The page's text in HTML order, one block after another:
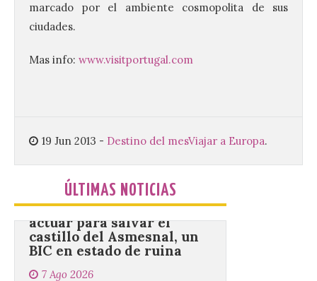
marcado por el ambiente cosmopolita de sus
ciudades.
Mas info: www.visitportugal.com
19 Jun 2013 - Destino del mesViajar a Europa.
ÚLTIMAS NOTICIAS
de…viaje. Una iniciativa
Turismo, Ocio e Información para
actuar para salvar el
castillo del Asmesnal, un
BIC en estado de ruina
7 Ago 2026